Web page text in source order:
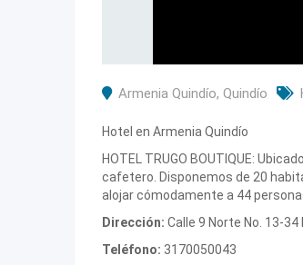
Armenia Quindío, Quindío
Hotel en Armenia Quindío
HOTEL TRUGO BOUTIQUE:
cafetero. Disponemos de 20
alojar cómodamente a 44
Dirección: Calle 9 Norte No. 13-
Teléfono: 3170050043